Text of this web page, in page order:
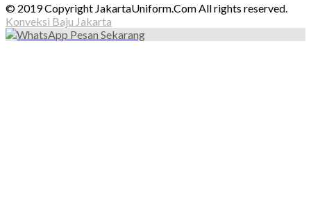
© 2019 Copyright JakartaUniform.Com All rights reserved.
Konveksi Baju Jakarta
Pesan Sekarang